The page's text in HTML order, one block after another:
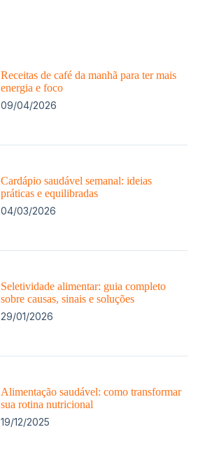
Receitas de café da manhã para ter mais
energia e foco
09/04/2026
Cardápio saudável semanal: ideias
práticas e equilibradas
04/03/2026
Seletividade alimentar: guia completo
sobre causas, sinais e soluções
29/01/2026
Alimentação saudável: como transformar
sua rotina nutricional
19/12/2025